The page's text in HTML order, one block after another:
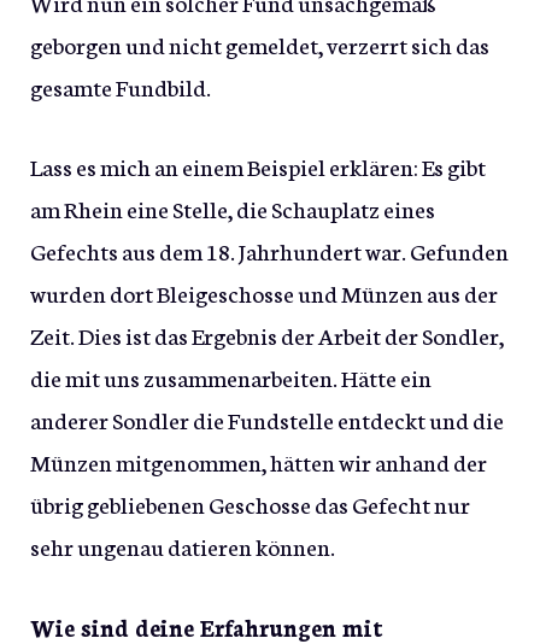
geborgen und nicht gemeldet, verzerrt sich das
gesamte Fundbild.
Lass es mich an einem Beispiel erklären: Es gibt
am Rhein eine Stelle, die Schauplatz eines
Gefechts aus dem 18. Jahrhundert war. Gefunden
wurden dort Bleigeschosse und Münzen aus der
Zeit. Dies ist das Ergebnis der Arbeit der Sondler,
die mit uns zusammenarbeiten. Hätte ein
anderer Sondler die Fundstelle entdeckt und die
Münzen mitgenommen, hätten wir anhand der
übrig gebliebenen Geschosse das Gefecht nur
sehr ungenau datieren können.
Wie sind deine Erfahrungen mit